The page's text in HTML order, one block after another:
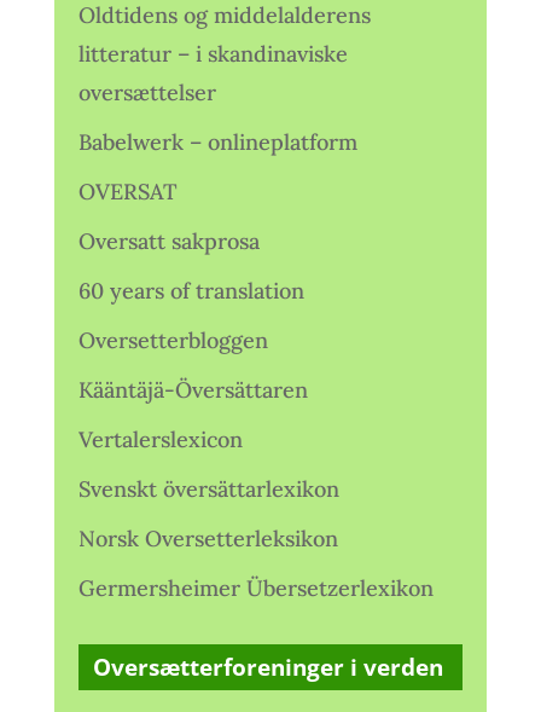
Oldtidens og middelalderens
litteratur – i skandinaviske
oversættelser
Babelwerk – onlineplatform
OVERSAT
Oversatt sakprosa
60 years of translation
Oversetterbloggen
Kääntäjä-Översättaren
Vertalerslexicon
Svenskt översättarlexikon
Norsk Oversetterleksikon
Germersheimer Übersetzerlexikon
Oversætterforeninger i verden